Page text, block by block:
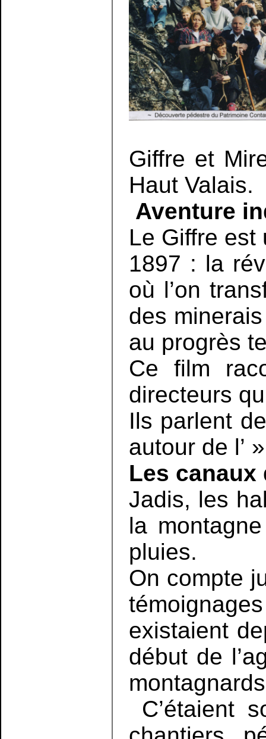
Giffre et
Haut Valais.
Aventure
Le Giffre est
1897 : la
où l’on
des
au progrès
Ce film
directeurs
Ils parlent
autour de l’
Les canaux
Jadis, les
la
pluies.
On compte
existaient
début de
C’étaient